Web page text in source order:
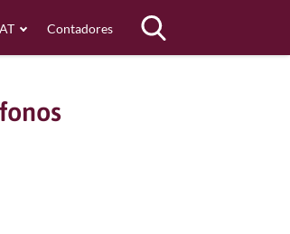
Contadores